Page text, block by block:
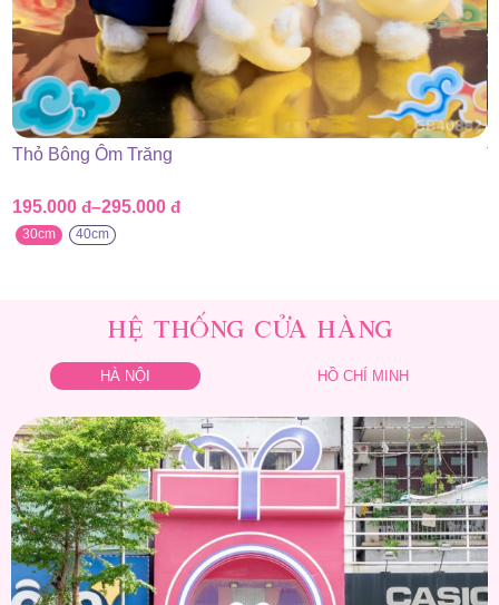
Thỏ Bông Ôm Trăng
195.000 đ–295.000 đ
Khoảng
giá:
30cm 40cm
HỆ THỐNG CỬA HÀNG
HÀ NỘI HỒ CHÍ MINH